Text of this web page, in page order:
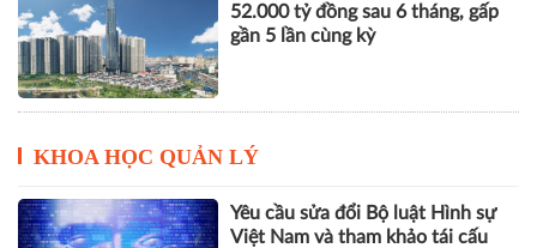
52.000 tỷ đồng sau 6 tháng, gấp
gần 5 lần cùng kỳ
KHOA HỌC QUẢN LÝ
Yêu cầu sửa đổi Bộ luật Hình sự
Việt Nam và tham khảo tái cấu